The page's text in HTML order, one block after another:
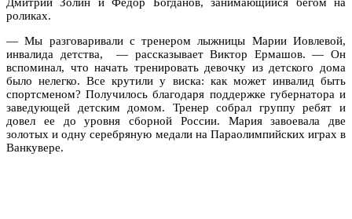
роликах.
— Мы разговаривали с тренером лыжницы Марии Иовлевой,
инвалида детства, — рассказывает Виктор Ермашов. — Он
вспоминал, что начать тренировать девочку из детского дома
было нелегко. Все крутили у виска: как может инвалид быть
спортсменом? Получилось благодаря поддержке губернатора и
заведующей детским домом. Тренер собрал группу ребят и
довел ее до уровня сборной России. Мария завоевала две
золотых и одну серебряную медали на Параолимпийских играх в
Ванкувере.